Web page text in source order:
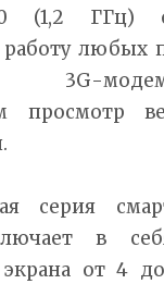
(1,2 ГГц)
любых
3G-
просмотр
серия
в
экрана от 4